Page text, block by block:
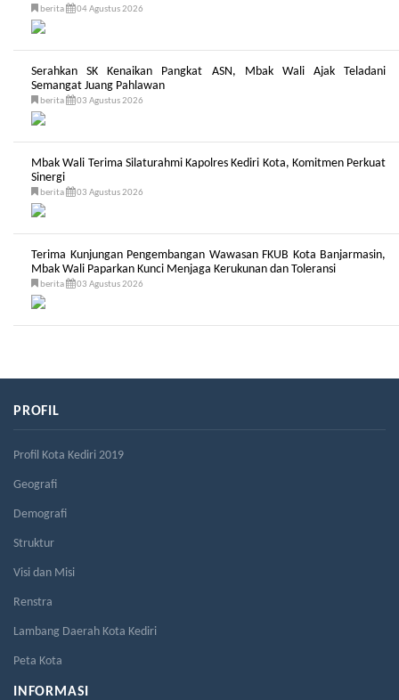
berita 04 Agustus 2026
Serahkan SK Kenaikan Pangkat ASN, Mbak Wali Ajak Teladani
Semangat Juang Pahlawan
berita 03 Agustus 2026
Mbak Wali Terima Silaturahmi Kapolres Kediri Kota, Komitmen Perkuat
Sinergi
berita 03 Agustus 2026
Terima Kunjungan Pengembangan Wawasan FKUB Kota Banjarmasin,
Mbak Wali Paparkan Kunci Menjaga Kerukunan dan Toleransi
berita 03 Agustus 2026
PROFIL
Profil Kota Kediri 2019
Geografi
Demografi
Struktur
Visi dan Misi
Renstra
Lambang Daerah Kota Kediri
Peta Kota
INFORMASI